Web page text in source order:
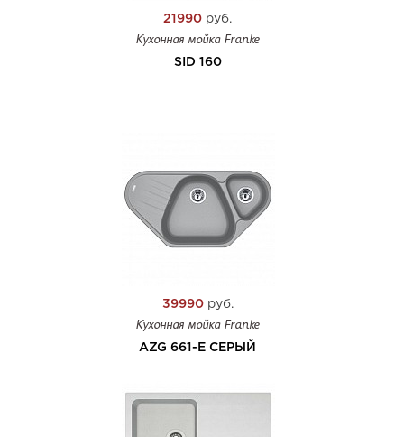
21990 руб.
Кухонная мойка Franke
SID 160
39990руб.
Кухонная мойка Franke
AZG 661-E СЕРЫЙ